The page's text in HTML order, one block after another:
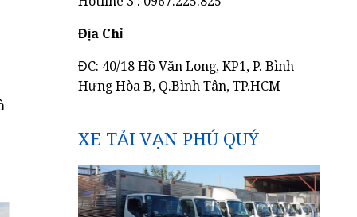
Địa Chỉ
ĐC: 40/18 Hồ Văn Long, KP1, P. Bình
Hưng Hòa B, Q.Bình Tân, TP.HCM
XE TẢI VẠN PHÚ QUÝ